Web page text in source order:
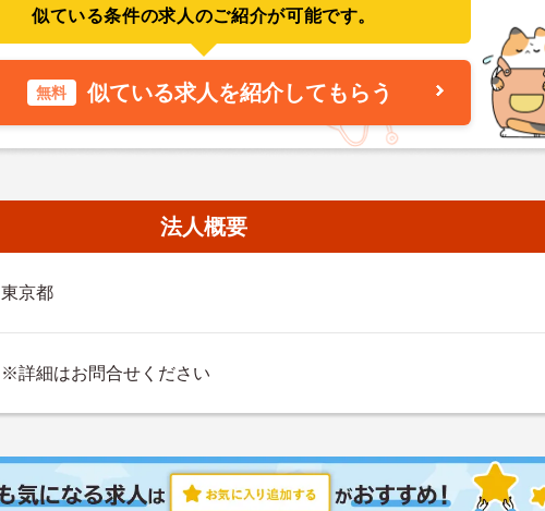
似ている条件の求人のご紹介が可能です。
無料 似ている求人を紹介してもらう
法人概要
東京都
※詳細はお問合せください